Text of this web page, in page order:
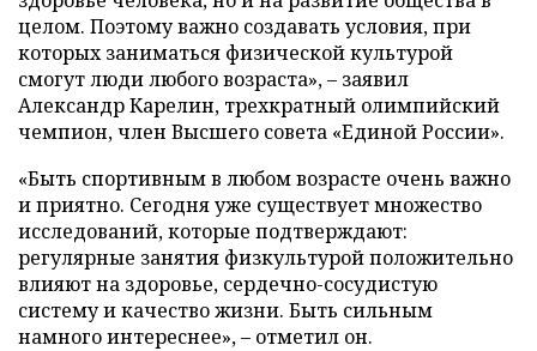
целом. Поэтому важно создавать условия, при
которых заниматься физической культурой
смогут люди любого возраста», – заявил
Александр Карелин, трехкратный олимпийский
чемпион, член Высшего совета «Единой России».
«Быть спортивным в любом возрасте очень важно
и приятно. Сегодня уже существует множество
исследований, которые подтверждают:
регулярные занятия физкультурой положительно
влияют на здоровье, сердечно-сосудистую
систему и качество жизни. Быть сильным
намного интереснее», – отметил он.